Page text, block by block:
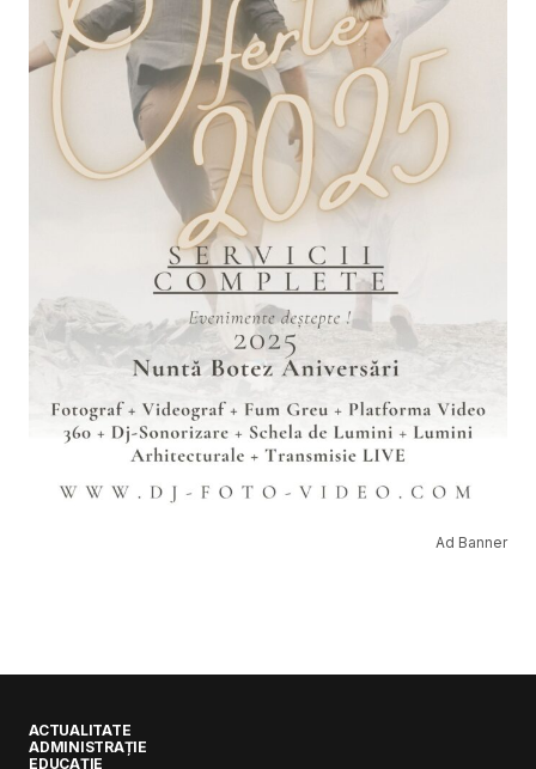
Ad Banner
ACTUALITATE
ADMINISTRAȚIE
EDUCAȚIE